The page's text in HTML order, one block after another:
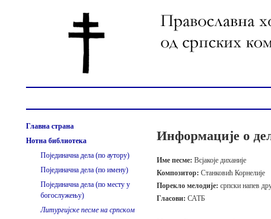
Главна страна
Нотна библиотека
Појединачна дела (по аутору)
Појединачна дела (по имену)
Појединачна дела (по месту у
богослужењу)
Литургијске песме на српском
Информације о
Име песме: Всјакоје диханије
Композитор: Станковић Корнелије
Порекло мелодије: српски напев
Гласови: САТБ